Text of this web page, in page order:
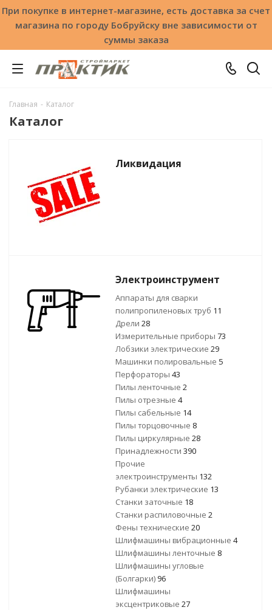
При покупке в интернет-магазине, есть доставка за счет
магазина по городу Бобруйску вне зависимости от
суммы заказа
Главная - Каталог
Каталог
Ликвидация
Электроинструмент
Аппараты для сварки
полипропиленовых труб 11
Дрели 28
Измерительные приборы 73
Лобзики электрические 29
Машинки полировальные 5
Перфораторы 43
Пилы ленточные 2
Пилы отрезные 4
Пилы сабельные 14
Пилы торцовочные 8
Пилы циркулярные 28
Принадлежности 390
Прочие
электроинструменты 132
Рубанки электрические 13
Станки заточные 18
Станки распиловочные 2
Фены технические 20
Шлифмашины вибрационные 4
Шлифмашины ленточные 8
Шлифмашины угловые
(Болгарки) 96
Шлифмашины
эксцентриковые 27